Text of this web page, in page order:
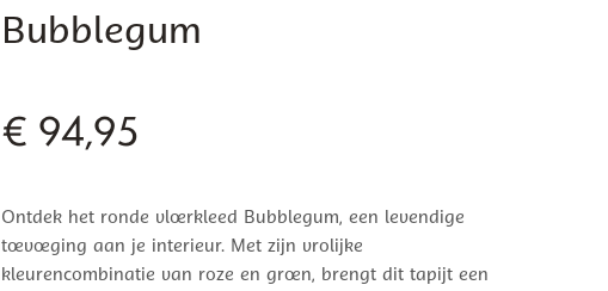
Bubblegum
€ 94,95
Ontdek het ronde vloerkleed Bubblegum, een levendige
toevoeging aan je interieur. Met zijn vrolijke
kleurencombinatie van roze en groen, brengt dit tapijt een